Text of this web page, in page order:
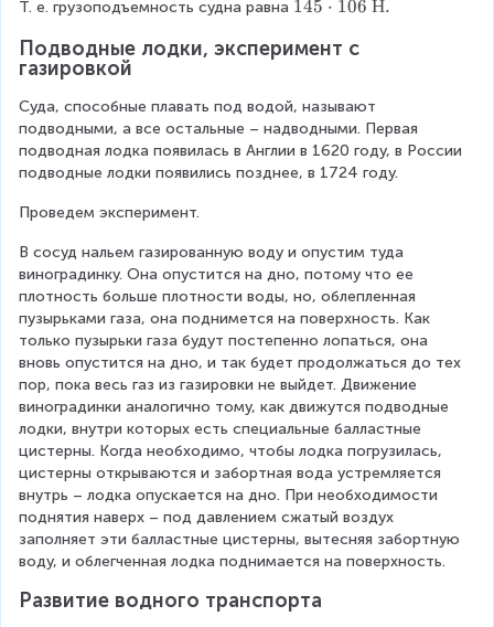
_
с
=
5
х
1
0
6
H
d
t
V
_
в
c
o
t
V
_
в
-
_
.
/
^
3
\
c
d
o
t
Н
/
к
г
\
c
d
o
t
м
^
3
-
Н
=
Н
-
=
0
0
\
c
d
o
t
1
0
\
c
d
o
t
1
5
0
0
0
0
-
5
\
d
Т. е. грузоподъемность судна равна 1
5
d
o
t
1
~
Н
.
145 ⋅ 106 Н.
Подводные лодки, эксперимент с
газировкой
Суда, способные плавать под водой, называют
подводными, а все остальные – надводными. Первая
подводная лодка появилась в Англии в 1620 году, в России
подводные лодки появились позднее, в 1724 году.
Проведем эксперимент.
В сосуд нальем газированную воду и опустим туда
виноградинку. Она опустится на дно, потому что ее
плотность больше плотности воды, но, облепленная
пузырьками газа, она поднимется на поверхность. Как
только пузырьки газа будут постепенно лопаться, она
вновь опустится на дно, и так будет продолжаться до тех
пор, пока весь газ из газировки не выйдет. Движение
виноградинки аналогично тому, как движутся подводные
лодки, внутри которых есть специальные балластные
цистерны. Когда необходимо, чтобы лодка погрузилась,
цистерны открываются и забортная вода устремляется
внутрь – лодка опускается на дно. При необходимости
поднятия наверх – под давлением сжатый воздух
заполняет эти балластные цистерны, вытесняя забортную
воду, и облегченная лодка поднимается на поверхность.
Развитие водного транспорта